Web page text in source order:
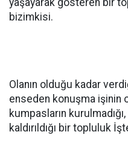
yaşayarak gösteren bir
bizimkisi.
Olanın olduğu kadar
enseden konuşma işinin
kumpasların
kaldırıldığı bir topluluk